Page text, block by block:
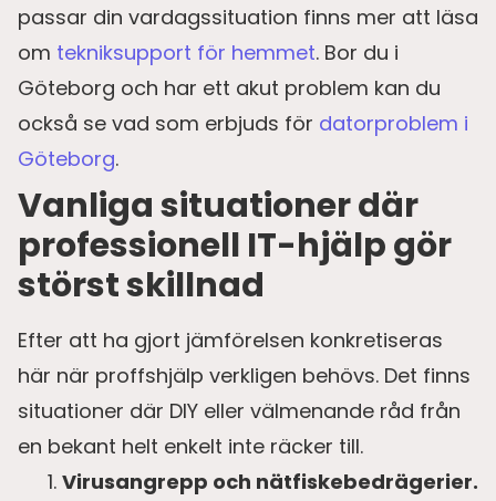
passar din vardagssituation finns mer att läsa
om tekniksupport för hemmet. Bor du i
Göteborg och har ett akut problem kan du
också se vad som erbjuds för datorproblem i
Göteborg.
Vanliga situationer där
professionell IT-hjälp gör
störst skillnad
Efter att ha gjort jämförelsen konkretiseras
här när proffshjälp verkligen behövs. Det finns
situationer där DIY eller välmenande råd från
en bekant helt enkelt inte räcker till.
Virusangrepp och nätfiskebedrägerier.